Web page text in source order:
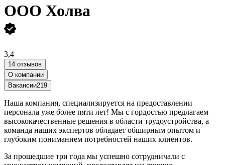
ООО Холва
3,4
14 отзывов
О компании
Вакансии219
Наша компания, специализируется на предоставлении
персонала уже более пяти лет! Мы с гордостью предлагаем
высококачественные решения в области трудоустройства, а
команда наших экспертов обладает обширным опытом и
глубоким пониманием потребностей наших клиентов.
За прошедшие три года мы успешно сотрудничали с